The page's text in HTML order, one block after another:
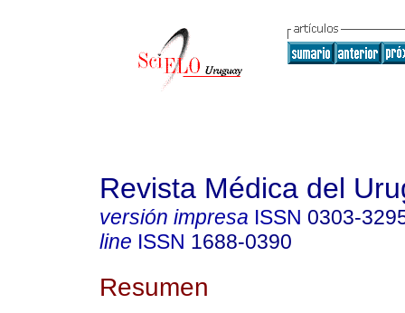
Revista Médica del
versión impresa ISSN 0303-
line ISSN 1688-0390
Resumen